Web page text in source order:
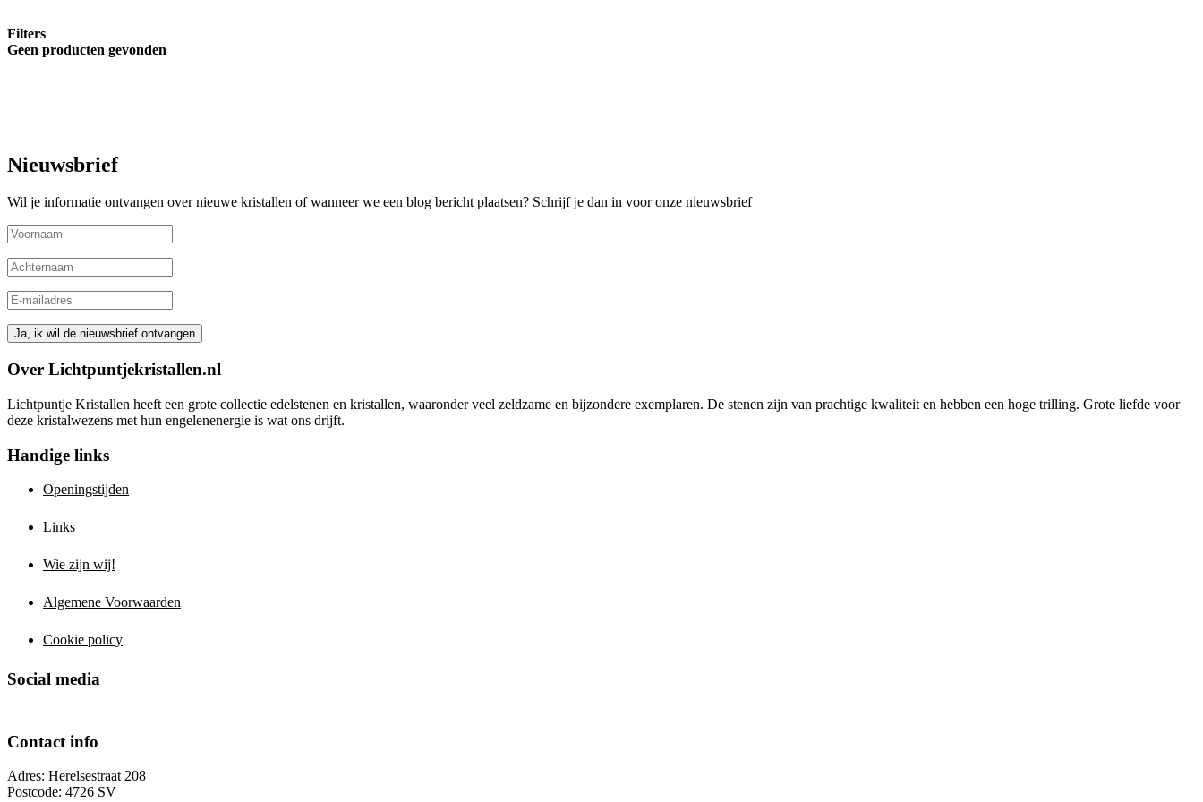
Filters
Geen producten gevonden
Nieuwsbrief
Wil je informatie ontvangen over nieuwe kristallen of wanneer we een blog bericht plaatsen? Schrijf je dan in voor onze nieuwsbrief
Over Lichtpuntjekristallen.nl
Lichtpuntje Kristallen heeft een grote collectie edelstenen en kristallen, waaronder veel zeldzame en bijzondere exemplaren. De stenen zijn van prachtige kwaliteit en hebben een hoge trilling. Grote liefde voor
deze kristalwezens met hun engelenenergie is wat ons drijft.
Handige links
Openingstijden
Links
Wie zijn wij!
Algemene Voorwaarden
Cookie policy
Social media
Contact info
Adres: Herelsestraat 208
Postcode: 4726 SV